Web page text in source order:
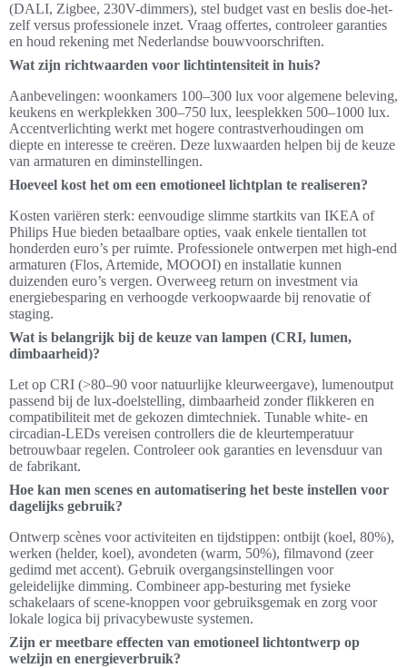
(DALI, Zigbee, 230V-dimmers), stel budget vast en beslis doe-het-
zelf versus professionele inzet. Vraag offertes, controleer garanties
en houd rekening met Nederlandse bouwvoorschriften.
Wat zijn richtwaarden voor lichtintensiteit in huis?
Aanbevelingen: woonkamers 100–300 lux voor algemene beleving,
keukens en werkplekken 300–750 lux, leesplekken 500–1000 lux.
Accentverlichting werkt met hogere contrastverhoudingen om
diepte en interesse te creëren. Deze luxwaarden helpen bij de keuze
van armaturen en diminstellingen.
Hoeveel kost het om een emotioneel lichtplan te realiseren?
Kosten variëren sterk: eenvoudige slimme startkits van IKEA of
Philips Hue bieden betaalbare opties, vaak enkele tientallen tot
honderden euro’s per ruimte. Professionele ontwerpen met high-end
armaturen (Flos, Artemide, MOOOI) en installatie kunnen
duizenden euro’s vergen. Overweeg return on investment via
energiebesparing en verhoogde verkoopwaarde bij renovatie of
staging.
Wat is belangrijk bij de keuze van lampen (CRI, lumen,
dimbaarheid)?
Let op CRI (>80–90 voor natuurlijke kleurweergave), lumenoutput
passend bij de lux-doelstelling, dimbaarheid zonder flikkeren en
compatibiliteit met de gekozen dimtechniek. Tunable white- en
circadian‑LEDs vereisen controllers die de kleurtemperatuur
betrouwbaar regelen. Controleer ook garanties en levensduur van
de fabrikant.
Hoe kan men scenes en automatisering het beste instellen voor
dagelijks gebruik?
Ontwerp scènes voor activiteiten en tijdstippen: ontbijt (koel, 80%),
werken (helder, koel), avondeten (warm, 50%), filmavond (zeer
gedimd met accent). Gebruik overgangsinstellingen voor
geleidelijke dimming. Combineer app‑besturing met fysieke
schakelaars of scene‑knoppen voor gebruiksgemak en zorg voor
lokale logica bij privacybewuste systemen.
Zijn er meetbare effecten van emotioneel lichtontwerp op
welzijn en energieverbruik?